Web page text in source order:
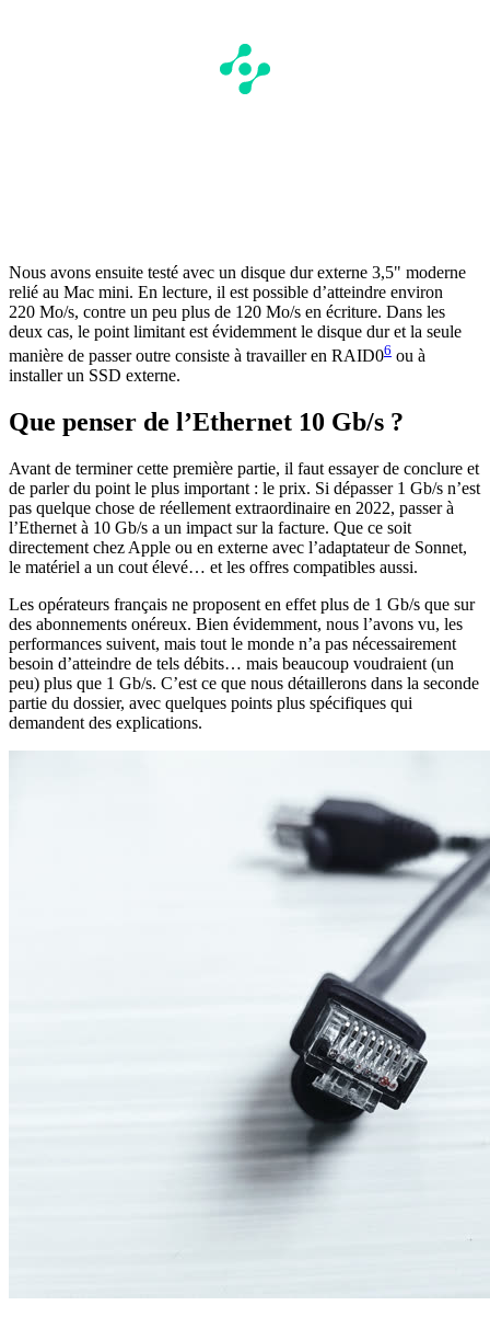
Nous avons ensuite testé avec un disque dur externe 3,5" moderne
relié au Mac mini. En lecture, il est possible d’atteindre environ
220 Mo/s, contre un peu plus de 120 Mo/s en écriture. Dans les
deux cas, le point limitant est évidemment le disque dur et la seule
manière de passer outre consiste à travailler en RAID06 ou à
installer un SSD externe.
Que penser de l’Ethernet 10 Gb/s ?
Avant de terminer cette première partie, il faut essayer de conclure et
de parler du point le plus important : le prix. Si dépasser 1 Gb/s n’est
pas quelque chose de réellement extraordinaire en 2022, passer à
l’Ethernet à 10 Gb/s a un impact sur la facture. Que ce soit
directement chez Apple ou en externe avec l’adaptateur de Sonnet,
le matériel a un cout élevé… et les offres compatibles aussi.
Les opérateurs français ne proposent en effet plus de 1 Gb/s que sur
des abonnements onéreux. Bien évidemment, nous l’avons vu, les
performances suivent, mais tout le monde n’a pas nécessairement
besoin d’atteindre de tels débits… mais beaucoup voudraient (un
peu) plus que 1 Gb/s. C’est ce que nous détaillerons dans la seconde
partie du dossier, avec quelques points plus spécifiques qui
demandent des explications.